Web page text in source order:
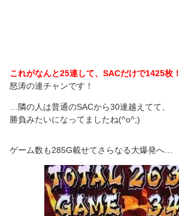
これがなんと25連して、SACだけで1425枚！
怒涛の連チャンです！
…隣の人は普通のSACから30連越えてて、
勝負みたいになってましたね(^o^;)
ゲーム数も285G載せてさらなる大爆発へ…